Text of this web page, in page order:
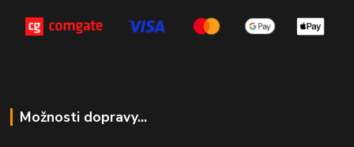
Možnosti dopravy...